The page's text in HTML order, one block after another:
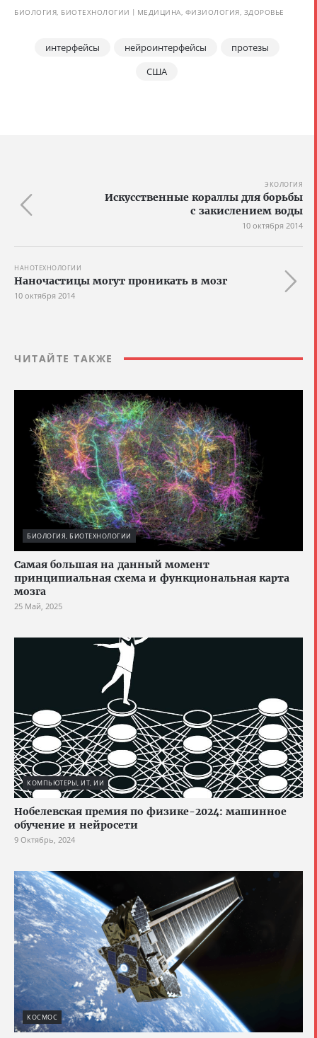
БИОЛОГИЯ, БИОТЕХНОЛОГИИ МЕДИЦИНА, ФИЗИОЛОГИЯ, ЗДОРОВЬЕ
интерфейсы нейроинтерфейсы
протезы
США
ЭКОЛОГИЯ
Искусственные кораллы для борьбы
с закислением воды
10 октября 2014
НАНОТЕХНОЛОГИИ
Наночастицы могут проникать в мозг
10 октября 2014
ЧИТАЙТЕ ТАКЖЕ
БИОЛОГИЯ, БИОТЕХНОЛОГИИ
Cамая большая на данный момент
принципиальная схема и функциональная карта
мозга
25 Май, 2025
КОМПЬЮТЕРЫ, ИТ, ИИ
Нобелевская премия по физике-2024: машинное
обучение и нейросети
9 Октябрь, 2024
КОСМОС